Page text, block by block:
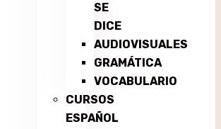
SE
DICE
AUDIOVISUALES
GRAMÁTICA
VOCABULARIO
CURSOS
ESPAÑOL